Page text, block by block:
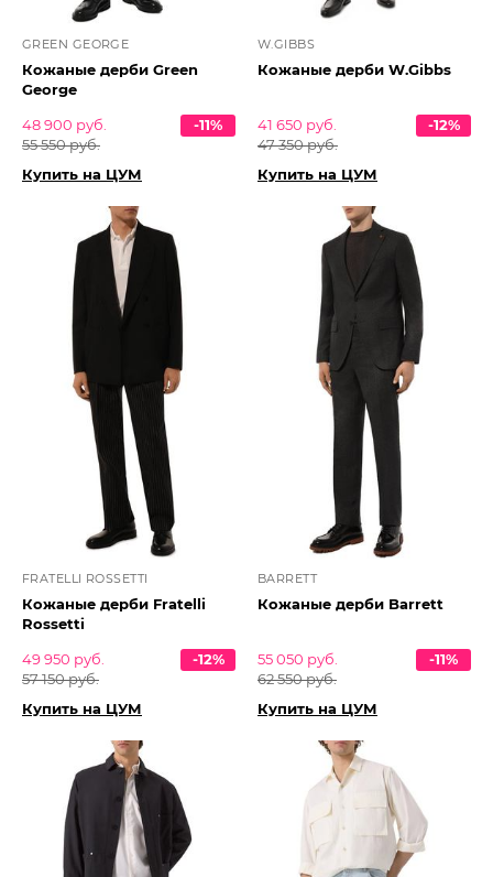
GREEN GEORGE
Кожаные дерби Green
George
48 900 руб.
55 550 руб.
-11%
Купить на ЦУМ
W.GIBBS
Кожаные дерби W.Gibbs
41 650 руб.
47 350 руб.
-12%
Купить на ЦУМ
FRATELLI ROSSETTI
Кожаные дерби Fratelli
Rossetti
49 950 руб.
57 150 руб.
-12%
Купить на ЦУМ
BARRETT
Кожаные дерби Barrett
55 050 руб.
62 550 руб.
-11%
Купить на ЦУМ